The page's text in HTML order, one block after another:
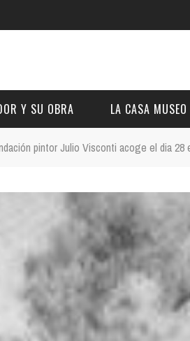
ACTUAL
Y SU OBRA LA CASA MUSEO
GALERÍA
FOTOMONTAJES
pintor Julio Visconti acoge el dia 28